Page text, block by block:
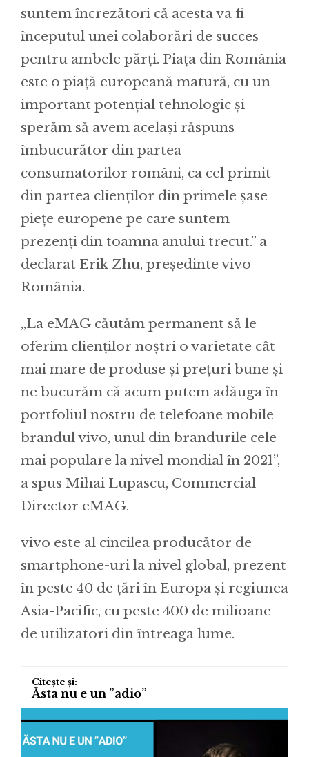
suntem încrezători că acesta va fi
începutul unei colaborări de succes
pentru ambele părți. Piața din România
este o piață europeană matură, cu un
important potențial tehnologic și
sperăm să avem același răspuns
îmbucurător din partea
consumatorilor români, ca cel primit
din partea clienților din primele șase
piețe europene pe care suntem
prezenți din toamna anului trecut.” a
declarat Erik Zhu, președinte vivo
România.
„La eMAG căutăm permanent să le
oferim clienților noștri o varietate cât
mai mare de produse și prețuri bune și
ne bucurăm că acum putem adăuga în
portfoliul nostru de telefoane mobile
brandul vivo, unul din brandurile cele
mai populare la nivel mondial în 2021”,
a spus Mihai Lupascu, Commercial
Director eMAG.
vivo este al cincilea producător de
smartphone-uri la nivel global, prezent
în peste 40 de țări în Europa și regiunea
Asia-Pacific, cu peste 400 de milioane
de utilizatori din întreaga lume.
Ăsta nu e un ”adio”